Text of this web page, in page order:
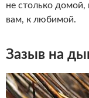
не столько домой,
вам, к любимой.
Зазыв на